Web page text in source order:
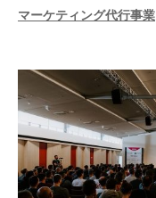
マーケティング代行事業